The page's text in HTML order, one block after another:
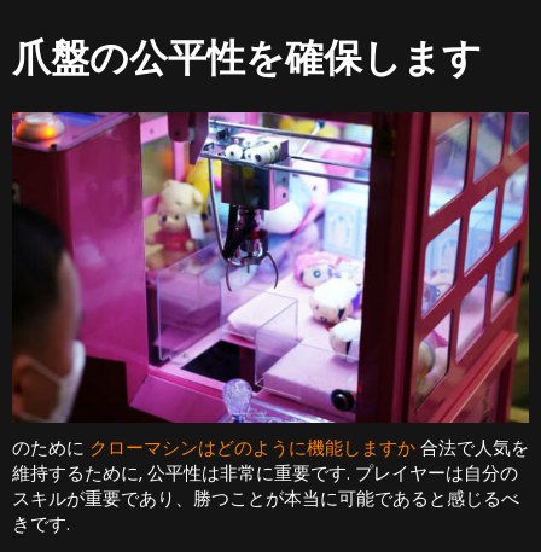
爪盤の公平性を確保します
のために クローマシンはどのように機能しますか合法で人気を
維持するために, 公平性は非常に重要です. プレイヤーは自分の
スキルが重要であり、勝つことが本当に可能であると感じるべ
きです.